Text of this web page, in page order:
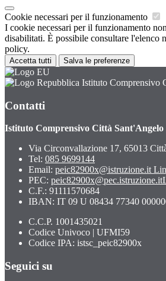
Cookie necessari per il funzionamento
I cookie necessari per il funzionamento
disabilitati. È possibile consultare l'elenco
policy.
Accetta tutti Salva le preferenze
Istituto Comprensivo
Contatti
Istituto Comprensivo Città Sant'Angelo
Via Circonvallazione 17, 65013
Tel: 085 9699144
Email: peic82900x@istruzione.it
PEC: peic82900x@pec.istruzione.it
C.F.: 91111570684
IBAN: IT 09 U 08434 77340
C.C.P. 1001435021
Codice Univoco | UFMI59
Codice IPA: istsc_peic82900x
Seguici su